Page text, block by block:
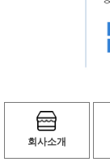
회사소개